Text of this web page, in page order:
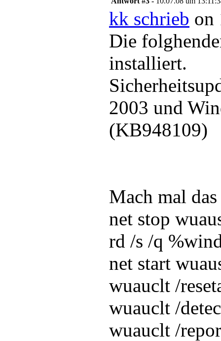
kk schrieb on
Die
installiert.
2003 und
(KB948109)
Mach mal
net stop
rd /s /q
net start
wuauclt /
wuauclt /
wuauclt /